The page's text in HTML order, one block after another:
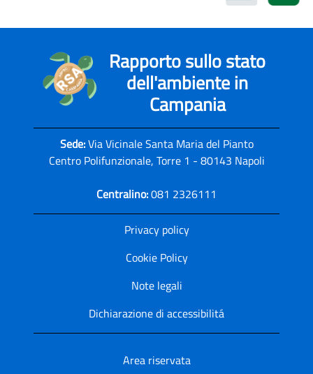
Rapporto sullo stato
dell'ambiente in
Campania
Sede:Via Vicinale Santa Maria del Pianto
Centro Polifunzionale, Torre 1 - 80143 Napoli
Centralino:081 2326111
Privacy policy
Cookie Policy
Note legali
Dichiarazione di accessibilitá
Area riservata